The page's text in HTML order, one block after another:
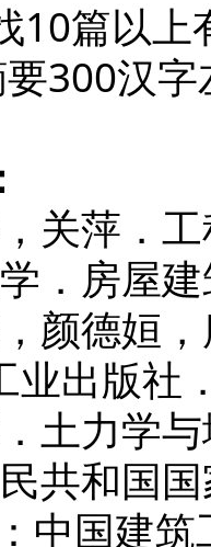
篇以上
汉字
萍．工
房屋建
德姮，
业出版社
力学与
和国国
中国建